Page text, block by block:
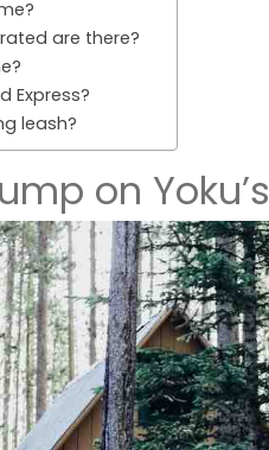
are there?
Express?
leash?
on